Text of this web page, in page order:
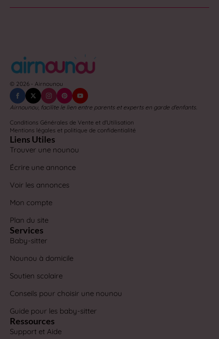
© 2026 - Airnounou
Airnounou, facilite le lien entre parents et experts en garde d'enfants.
Conditions Générales de Vente et d'Utilisation
Mentions légales et politique de confidentialité
Liens Utiles
Trouver une nounou
Écrire une annonce
Voir les annonces
Mon compte
Plan du site
Services
Baby-sitter
Nounou à domicile
Soutien scolaire
Conseils pour choisir une nounou
Guide pour les baby-sitter
Ressources
Support et Aide